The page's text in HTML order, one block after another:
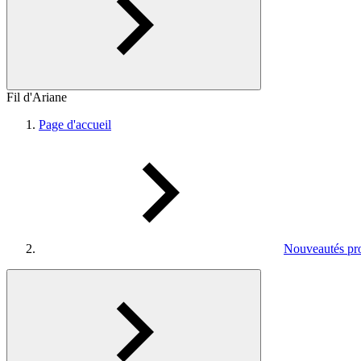
Fil d'Ariane
Page d'accueil
Nouveautés